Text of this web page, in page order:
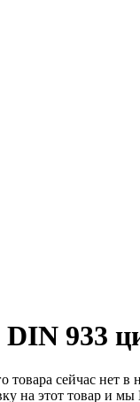
DIN 933
товара сейчас нет
на этот товар и